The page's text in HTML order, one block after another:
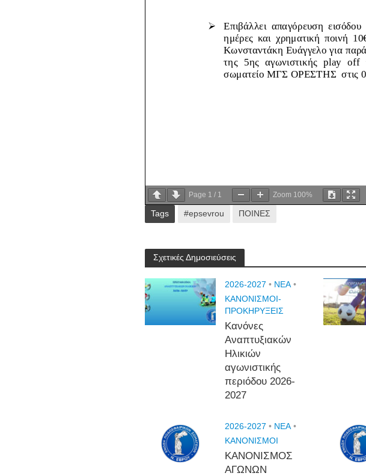
Page 1 / 1 Zoom 100%
Tags #epsevrou ΠΟΙΝΕΣ
Σχετικές Δημοσιεύσεις
2026-2027 • NEA •
ΚΑΝΟΝΙΣΜΟΙ-
ΠΡΟΚΗΡΥΞΕΙΣ
Κανόνες
Αναπτυξιακών
Ηλικιών
αγωνιστικής
περιόδου 2026-
2027
2026-2027 • NEA •
ΚΑΝΟΝΙΣΜΟΙ
ΚΑΝΟΝΙΣΜΟΣ
ΑΓΩΝΩΝ